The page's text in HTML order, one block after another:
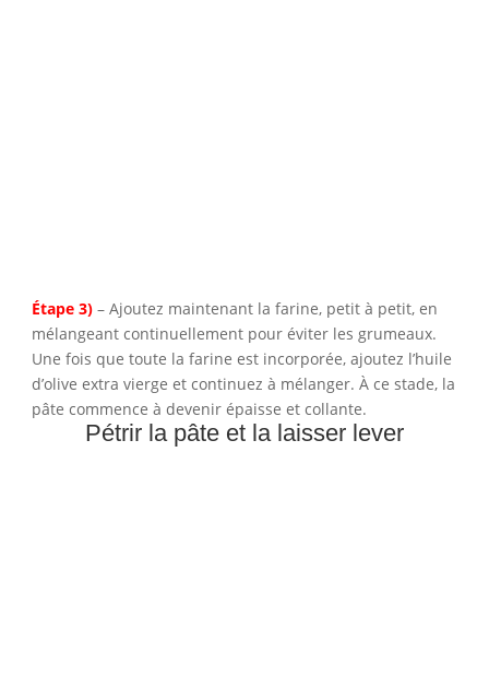
Étape 3)– Ajoutez maintenant la farine, petit à petit, en
mélangeant continuellement pour éviter les grumeaux.
Une fois que toute la farine est incorporée, ajoutez l’huile
d’olive extra vierge et continuez à mélanger. À ce stade, la
pâte commence à devenir épaisse et collante.
Pétrir la pâte et la laisser lever